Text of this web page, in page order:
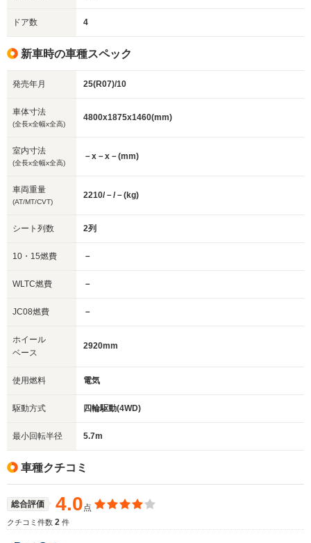
ドア数 4
新車時の車種スペック
発売年月 25(R07)/10
車体寸法
(全長x全幅x全高)
4800x1875x1460(mm)
室内寸法
(全長x全幅x全高)
－x－x－(mm)
車両重量
(AT/MT/CVT)
2210/－/－(kg)
シート列数 2列
10・15燃費 －
WLTC燃費 －
JC08燃費 －
ホイール
ベース
2920mm
使用燃料 電気
駆動方式 四輪駆動(4WD)
最小回転半径 5.7m
車種クチコミ
総合評価 4.0点
クチコミ件数 2 件